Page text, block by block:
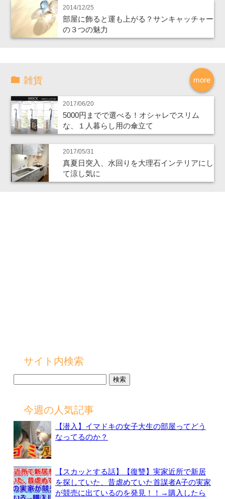
2014/12/25
部屋に飾ると運も上がる？サンキャッチャー
の３つの魅力
more
雑貨
2017/06/20
5000円までで選べる！オシャレでスリム
な、１人暮らし用の傘立て
2017/05/31
真夏日突入、水回りを大理石インテリアにし
て涼し気に
サイト内検索
今週の人気記事
【潜入】イマドキの女子大生の部屋ってどう
なってるのか？
【スカッとする話】【復讐】実家近所で新居
を探していた、昔虐めていた首謀者A子の実家
が競売に出ているのを発見！！→購入したら